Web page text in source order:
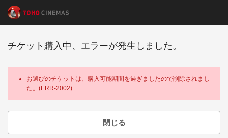
チケット購入中、エラーが発生しました。
お選びのチケットは、購入可能期間を過ぎましたので削除されまし
た。(ERR-2002)
閉じる